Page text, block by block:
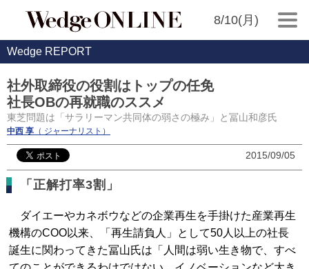
8/10(月)
Wedge REPORT
社外取締役の役割はトップの任免
社長OBの再就職のススメ
東芝問題は「サラリーマン共同体の弱さの極み」と冨山和彦氏
中西 享 （ ジャーナリスト）
2015/09/05
「正解打率3割」
ダイエーやカネボウなどの企業再生を手掛けた産業再生
機構のCOO以来、「再生請負人」として50人以上の社長
誕生に関わってきた冨山氏は「人間は弱い生き物で、すべ